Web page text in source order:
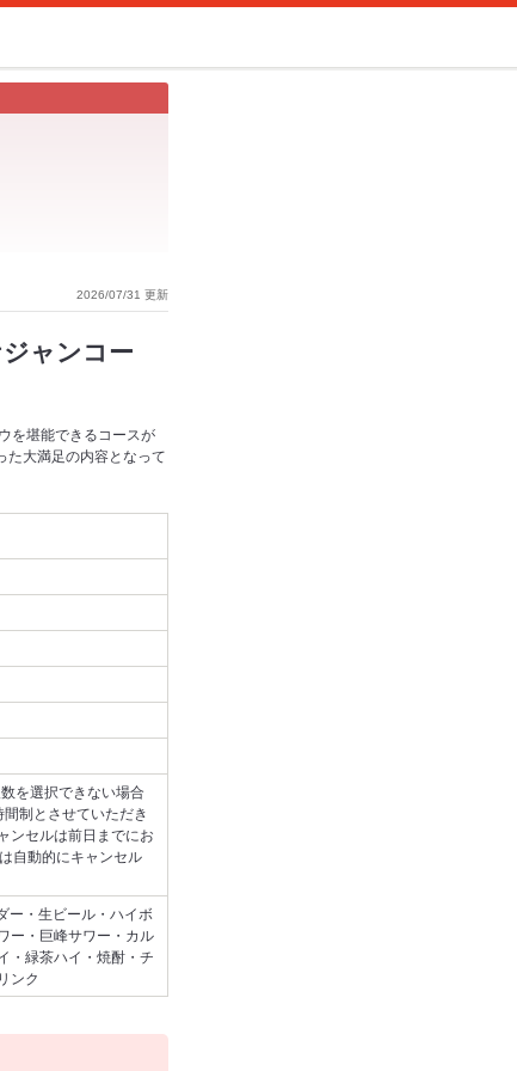
2026/07/31 更新
ャンコー
を堪能できるコースが
た大満足の内容となって
を選択できない場合
制とさせていただき
ンセルは前日までにお
自動的にキャンセル
ー・生ビール・ハイボ
ー・巨峰サワー・カル
・緑茶ハイ・焼酎・チ
ンク